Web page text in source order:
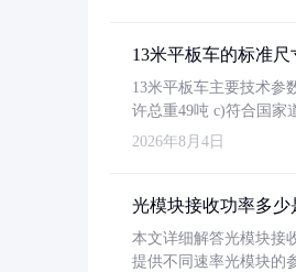
13米平板车的标准
13米平板车主要技术参
许总重49吨 c)符合国家
2026年8月4日
光模块接收功率多少
本文详细解答光模块接
提供不同速率光模块的